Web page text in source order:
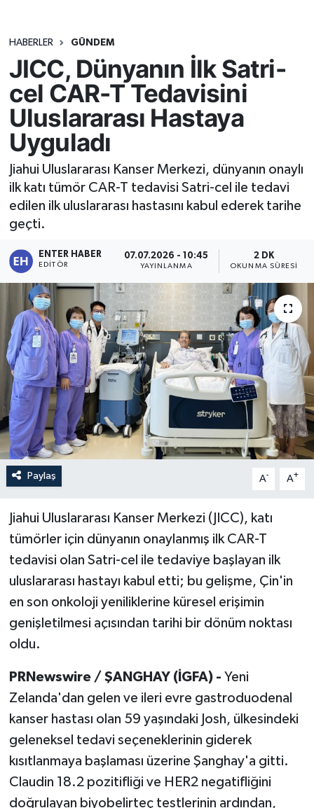
HABERLER GÜNDEM
JICC, Dünyanın İlk Satri-
cel CAR-T Tedavisini
Uluslararası Hastaya
Uyguladı
Jiahui Uluslararası Kanser Merkezi, dünyanın onaylı
ilk katı tümör CAR-T tedavisi Satri-cel ile tedavi
edilen ilk uluslararası hastasını kabul ederek tarihe
geçti.
ENTER HABER
EDITÖR
07.07.2026 - 10:45
YAYINLANMA
2 DK
OKUNMA SÜRESI
Paylaş A- A+
Jiahui Uluslararası Kanser Merkezi (JICC), katı
tümörler için dünyanın onaylanmış ilk CAR-T
tedavisi olan Satri-cel ile tedaviye başlayan ilk
uluslararası hastayı kabul etti; bu gelişme, Çin'in
en son onkoloji yeniliklerine küresel erişimin
genişletilmesi açısından tarihi bir dönüm noktası
oldu.
PRNewswire / ŞANGHAY (İGFA) - Yeni
Zelanda'dan gelen ve ileri evre gastroduodenal
kanser hastası olan 59 yaşındaki Josh, ülkesindeki
geleneksel tedavi seçeneklerinin giderek
kısıtlanmaya başlaması üzerine Şanghay'a gitti.
Claudin 18.2 pozitifliği ve HER2 negatifliğini
doğrulayan biyobelirteç testlerinin ardından,